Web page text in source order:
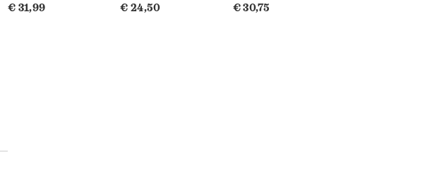
€ 31,99
€ 24,50
€ 30,75